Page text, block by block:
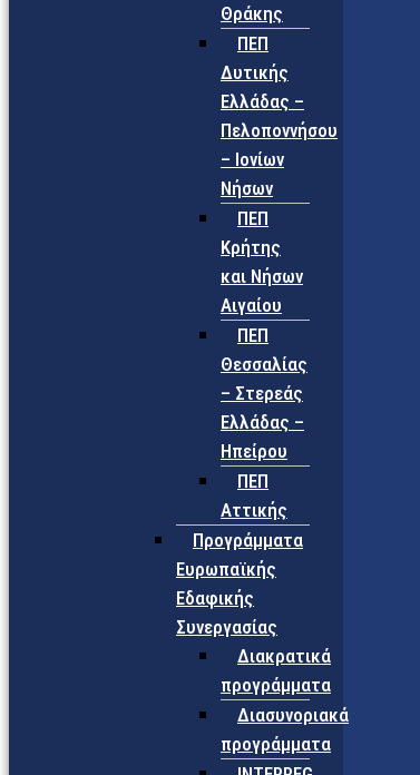
Θράκης
ΠΕΠ
Δυτικής
Ελλάδας –
Πελοποννήσου
– Ιονίων
Νήσων
ΠΕΠ
Κρήτης
και Νήσων
Αιγαίου
ΠΕΠ
Θεσσαλίας
– Στερεάς
Ελλάδας –
Ηπείρου
ΠΕΠ
Αττικής
Προγράμματα
Ευρωπαϊκής
Εδαφικής
Συνεργασίας
Διακρατικά
προγράμματα
Διασυνοριακά
προγράμματα